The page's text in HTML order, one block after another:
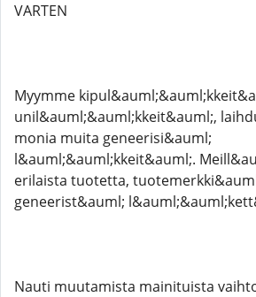
VARTEN
Myymme
unil&auml;&auml;kkeit&auml;,
monia muita geneerisi&auml;
l&auml;&auml;kkeit&auml;.
erilaista tuotetta,
geneerist&auml;
Nauti muutamista mainituista